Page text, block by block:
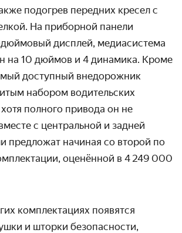
подогрев передних кресел с
На приборной панели
дюймовый дисплей, медиасистема
на 10 дюймов и 4 динамика. Кроме
доступный внедорожник
набором водительских
полного привода он не
с центральной и задней
предложат начиная со второй по
оценённой в 4 249 000
комплектациях появятся
и шторки безопасности,